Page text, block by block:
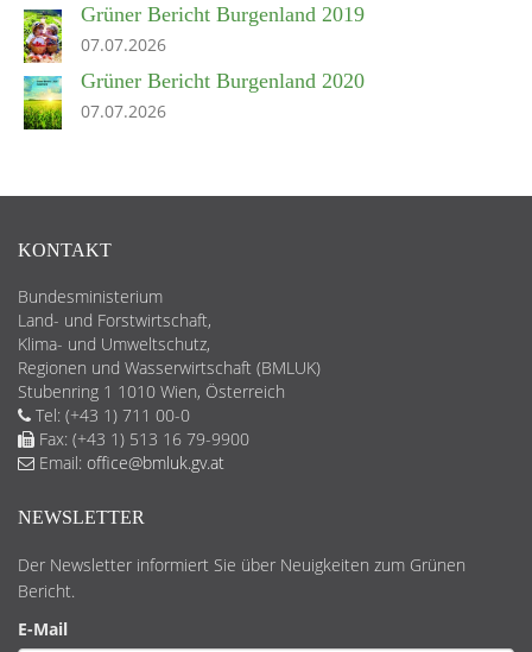
Grüner Bericht Burgenland 2019
07.07.2026
Grüner Bericht Burgenland 2020
07.07.2026
KONTAKT
Bundesministerium
Land- und Forstwirtschaft,
Klima- und Umweltschutz,
Regionen und Wasserwirtschaft (BMLUK)
Stubenring 1 1010 Wien, Österreich
Tel: (+43 1) 711 00-0
Fax: (+43 1) 513 16 79-9900
Email: office@bmluk.gv.at
NEWSLETTER
Der Newsletter informiert Sie über Neuigkeiten zum Grünen
Bericht.
E-Mail